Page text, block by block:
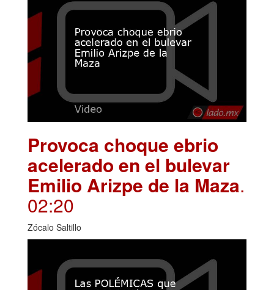
Provoca choque ebrio
acelerado en el bulevar
Emilio Arizpe de la Maza.
02:20
Zócalo Saltillo